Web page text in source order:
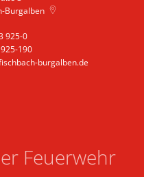
Burgalben
925-0
190
burgalben.de
Feuerwehr